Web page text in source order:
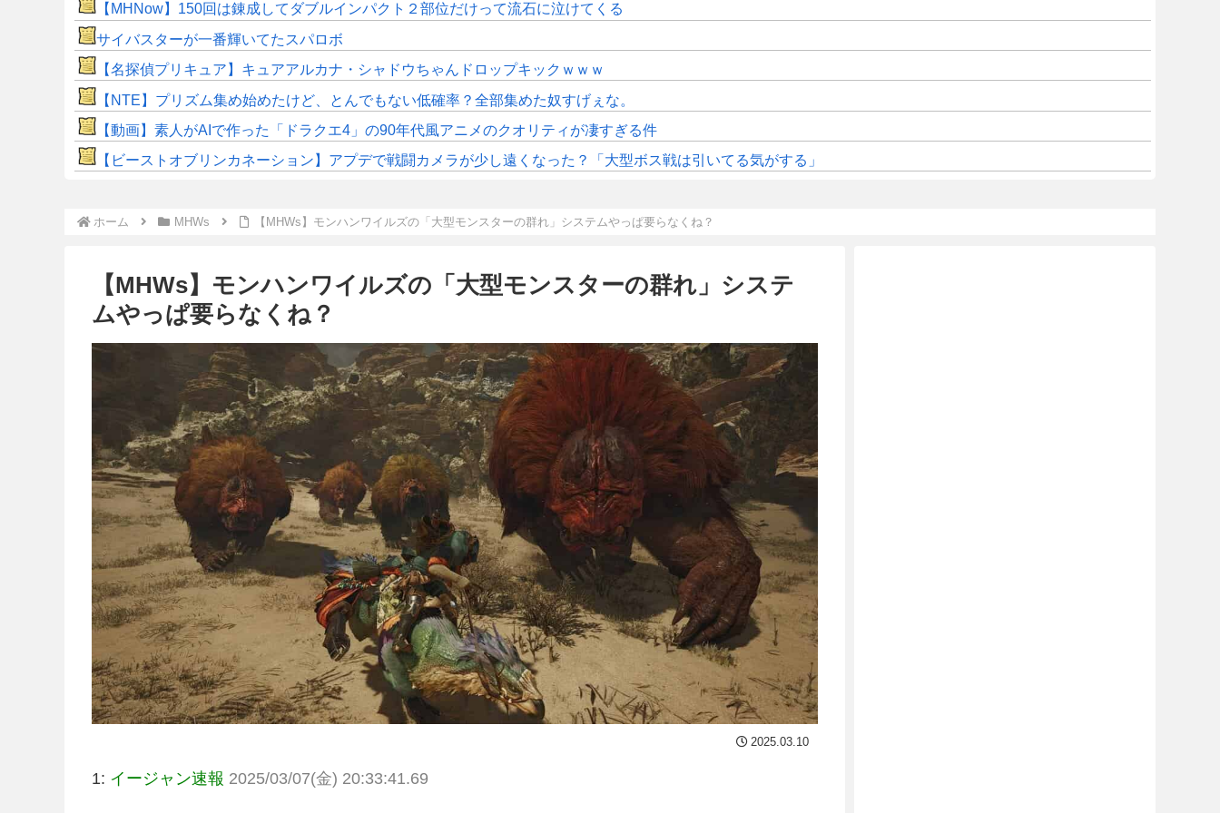
【MHNow】150回は錬成してダブルインパクト２部位だけって流石に泣けてくる
サイバスターが一番輝いてたスパロボ
【名探偵プリキュア】キュアアルカナ・シャドウちゃんドロップキックｗｗｗ
【NTE】プリズム集め始めたけど、とんでもない低確率？全部集めた奴すげぇな。
【動画】素人がAIで作った「ドラクエ4」の90年代風アニメのクオリティが凄すぎる件
【ビーストオブリンカネーション】アプデで戦闘カメラが少し遠くなった？「大型ボス戦は引いてる気がする」
ホーム MHWs 【MHWs】モンハンワイルズの「大型モンスターの群れ」システムやっぱ要らなくね？
【MHWs】モンハンワイルズの「大型モンスターの群れ」システ
ムやっぱ要らなくね？
2025.03.10
1: イージャン速報 2025/03/07(金) 20:33:41.69